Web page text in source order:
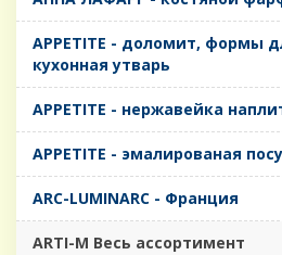
APPETITE - доломит, формы
кухонная утварь
APPETITE - нержавейка
APPETITE - эмалированая
ARC-LUMINARC - Франция
ARTI-M Весь ассортимент